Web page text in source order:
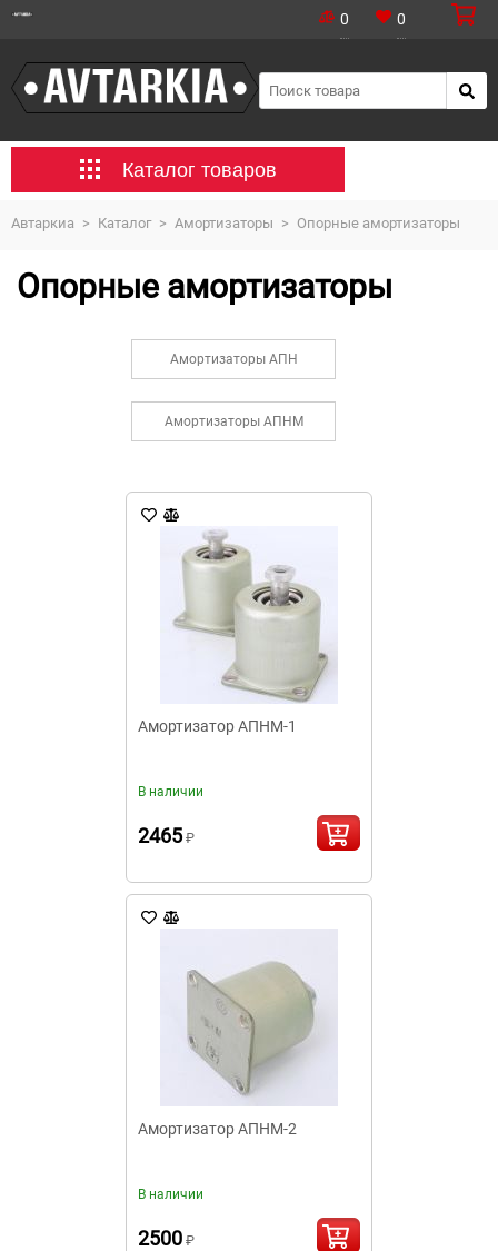
0 0
Каталог товаров
Автаркиа > Каталог > Амортизаторы > Опорные амортизаторы
Опорные амортизаторы
Амортизаторы АПН
Амортизаторы АПНМ
Амортизатор АПНМ-1
В наличии
2465 ₽
Амортизатор АПНМ-2
В наличии
2500 ₽